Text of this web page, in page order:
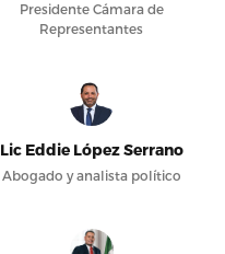
Presidente Cámara de
Representantes
Lic Eddie López Serrano
Abogado y analista político